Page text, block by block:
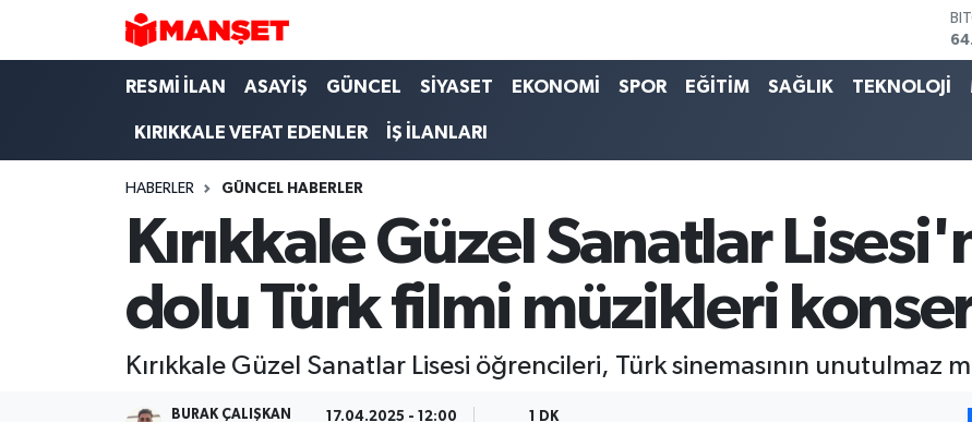
RESMİ İLAN ASAYİŞ GÜNCEL SİYASET EKONOMİ SPOR EĞİTİM SAĞLIK TEKNOLOJİ
KIRIKKALE VEFAT EDENLER İŞ İLANLARI
HABERLER GÜNCEL HABERLER
Kırıkkale Güzel Sanatlar
dolu Türk filmi müzikleri
Kırıkkale Güzel Sanatlar Lisesi öğrencileri, Türk sinemasının unutulmaz
BURAK ÇALIŞKAN 17.04.2025 - 12:00 1 DK
Hava Durumu
Trafik Durumu
Süper Lig Puan Durumu ve Fikstür
Tüm Manşetler
Son Dakika Haberleri
Haber Arşivi